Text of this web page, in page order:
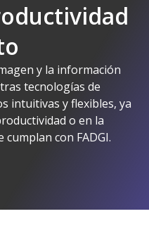
y la información
tecnologías de
intuitivas y flexibles, ya
o en la
con FADGI.
Kodak Alaris tiene
los Escáneres